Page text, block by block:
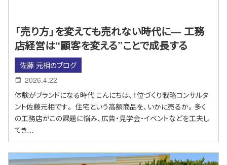
「売り方」を変えても売れない時代に― 工務
店経営は“顧客を変える”ことで成長する
佐藤 元相のブログ
2026.4.22
体験がブランドになる時代 こんにちは、1位づくり戦略コンサルタ
ント佐藤元相です。 住宅という高額商品を、いかに売るか。多く
の工務店がこの課題に悩み、広告・見学会・イベントなどを工夫し
てき…